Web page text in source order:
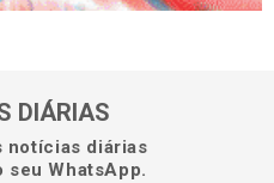
DIÁRIAS
notícias diárias
seu WhatsApp.